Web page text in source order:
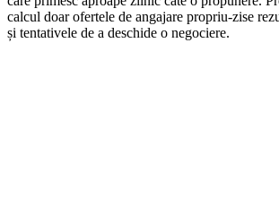
calcul doar ofertele de angajare propriu-zise
și tentativele de a deschide o negociere.